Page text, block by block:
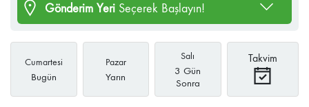
Gönderim Yeri Seçerek Başlayın!
Cumartesi
Bugün
Pazar
Yarın
Salı
3 Gün
Sonra
Takvim